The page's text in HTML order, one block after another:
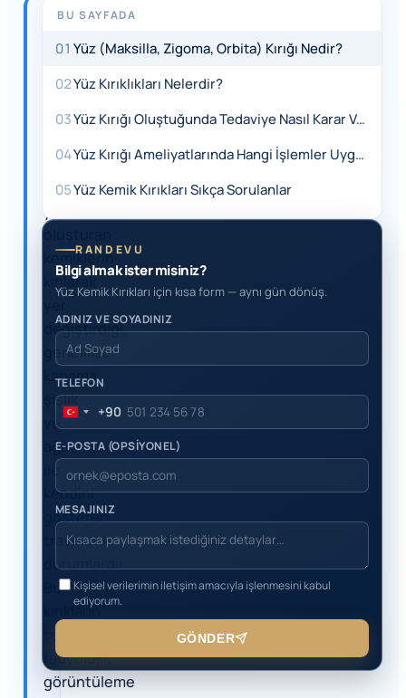
HIZLI
YANIT
kemik
kırıkları,
kazalar
sonucunda
yüzü
kemiklerin
kırılarak
değiştirdiği,
genellikle
kanama,
şişlik
ve
ağrı
kendini
gösteren
travmatik
durumlardır.
Bu
kırıkların
radyolojik
görüntüleme
BU SAYFADA
01 Yüz (Maksilla, Zigoma, Orbita) Kırığı Nedir?
02Yüz Kırıklıkları Nelerdir?
03
Yüz Kırığı Oluştuğunda Tedaviye Nasıl Karar Verilir?
04
Yüz Kırığı Ameliyatlarında Hangi İşlemler Uygulanır?
05Yüz Kemik Kırıkları Sıkça Sorulanlar
RANDEVU
Bilgi almak ister misiniz?
Yüz Kemik Kırıkları için kısa form — aynı gün dönüş.
ADINIZ VE SOYADINIZ
TELEFON
Turkey
+90
+90
E-POSTA (OPSİYONEL)
MESAJINIZ
Kişisel verilerimin iletişim amacıyla işlenmesini kabul
ediyorum.
GÖNDER